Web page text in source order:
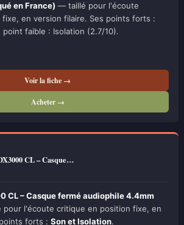
en France) — taillé pour l'écoute
en version filaire. Ses points forts :
point faible : Isolation (2.7/10).
Voir la fiche →
Acheter →
CL – Casque…
CL – Casque fermé audiophile 4.4mm
l'écoute critique en position fixe, en
forts : Son et Isolation.